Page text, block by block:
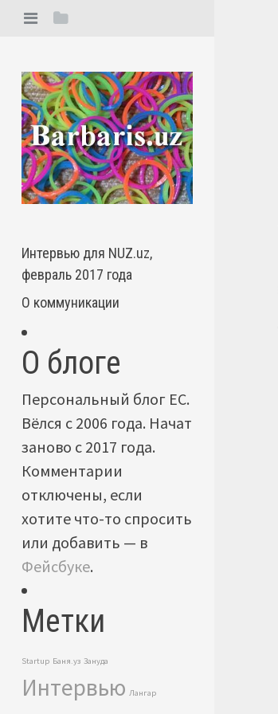
Интервью для NUZ.uz,
февраль 2017 года
О коммуникации
О блоге
Персональный блог ЕС.
Вёлся с 2006 года. Начат
заново с 2017 года.
Комментарии
отключены, если
хотите что-то спросить
или добавить — в
Фейсбуке.
Метки
Startup Баня.уз Зануда
Интервью Лангар